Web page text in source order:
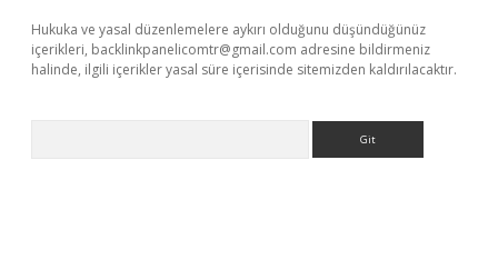
Hukuka ve yasal düzenlemelere aykırı olduğunu düşündüğünüz
içerikleri, backlinkpanelicomtr@gmail.com adresine bildirmeniz
halinde, ilgili içerikler yasal süre içerisinde sitemizden kaldırılacaktır.